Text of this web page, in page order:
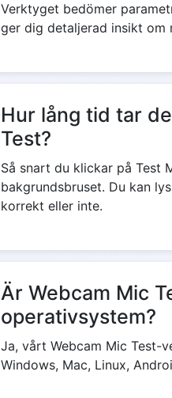
Verktyget bedömer
ger dig detaljerad insikt om
Hur lång tid tar
Test?
Så snart du klickar på Test
bakgrundsbruset. Du kan
korrekt eller inte.
Är Webcam Mic
operativsystem?
Ja, vårt Webcam Mic Test-
Windows, Mac, Linux,